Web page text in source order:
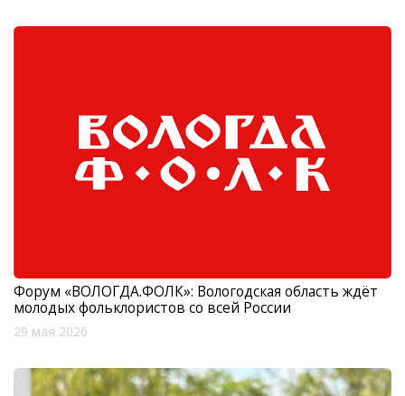
Форум «ВОЛОГДА.ФОЛК»: Вологодская область ждёт
молодых фольклористов со всей России
29 мая 2026